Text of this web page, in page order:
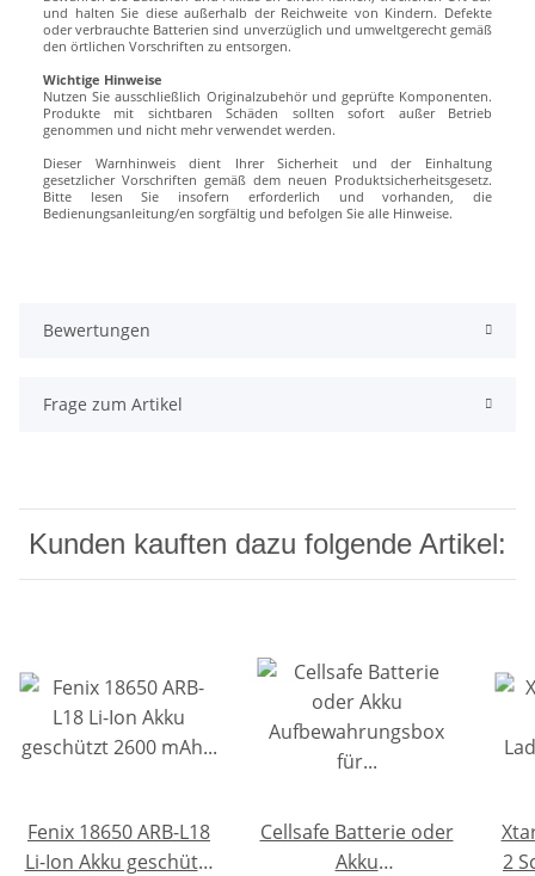
und halten Sie diese außerhalb der Reichweite von Kindern. Defekte
oder verbrauchte Batterien sind unverzüglich und umweltgerecht gemäß
den örtlichen Vorschriften zu entsorgen.
Wichtige Hinweise
Nutzen Sie ausschließlich Originalzubehör und geprüfte Komponenten.
Produkte mit sichtbaren Schäden sollten sofort außer Betrieb
genommen und nicht mehr verwendet werden.
Dieser Warnhinweis dient Ihrer Sicherheit und der Einhaltung
gesetzlicher Vorschriften gemäß dem neuen Produktsicherheitsgesetz.
Bitte lesen Sie insofern erforderlich und vorhanden, die
Bedienungsanleitung/en sorgfältig und befolgen Sie alle Hinweise.
Bewertungen
Frage zum Artikel
Kunden kauften dazu folgende Artikel:
Fenix 18650 ARB-L18
Li-Ion Akku geschützt
Cellsafe Batterie oder
Akku
2